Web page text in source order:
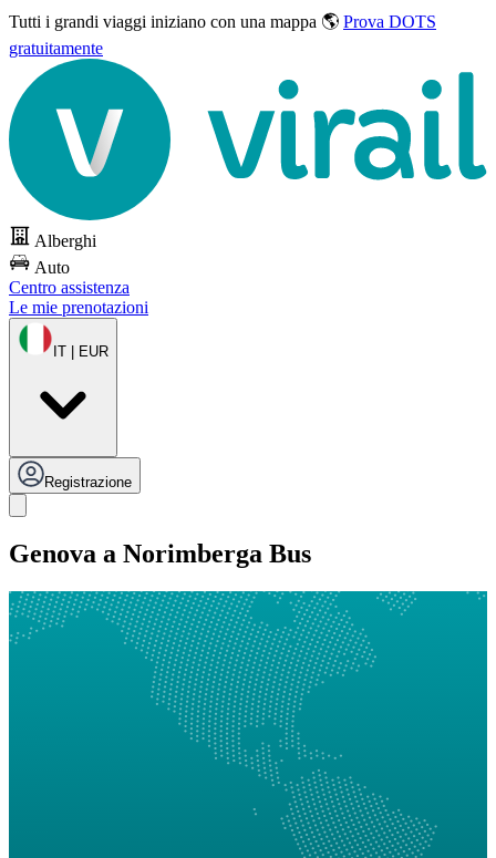
Tutti i grandi viaggi iniziano con una mappa 🌎 Prova DOTS
gratuitamente
Alberghi
Auto
Centro assistenza
Le mie prenotazioni
IT | EUR
Registrazione
Genova a Norimberga Bus